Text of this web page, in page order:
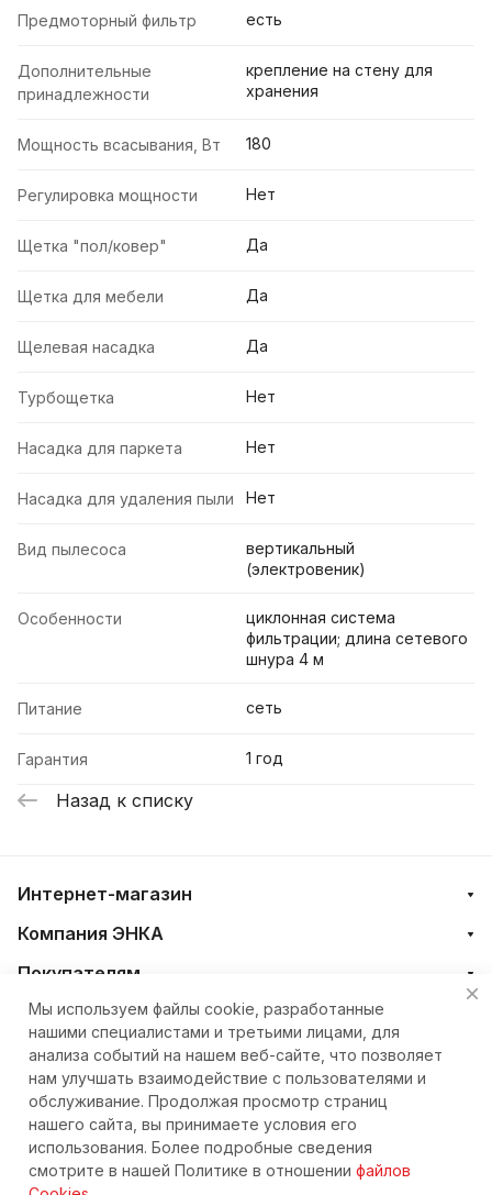
Предмоторный фильтр есть
Дополнительные
принадлежности
крепление на стену для
хранения
Мощность всасывания, Вт 180
Регулировка мощности Нет
Щетка "пол/ковер" Да
Щетка для мебели Да
Щелевая насадка Да
Турбощетка Нет
Насадка для паркета Нет
Насадка для удаления пыли Нет
Вид пылесоса
вертикальный
(электровеник)
Особенности
циклонная система
фильтрации; длина сетевого
шнура 4 м
Питание сеть
Гарантия 1 год
Назад к списку
Интернет-магазин
Компания ЭНКА
Покупателям
+7 (4212) 23-33-33
eshop@nkteh.ru
© 2026 Интернет-магазин ЭНКА техника
Мы используем файлы cookie, разработанные
нашими специалистами и третьими лицами, для
анализа событий на нашем веб-сайте, что позволяет
нам улучшать взаимодействие с пользователями и
обслуживание. Продолжая просмотр страниц
нашего сайта, вы принимаете условия его
использования. Более подробные сведения
смотрите в нашей Политике в отношении файлов